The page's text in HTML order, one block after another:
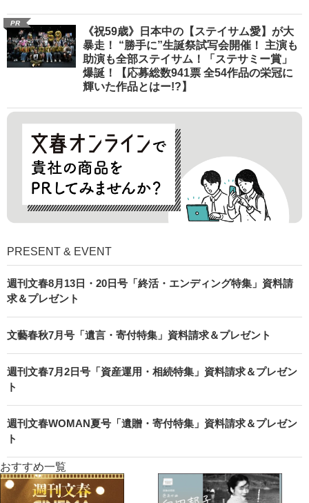
PR
《祝59歳》日本中の【ステイサム愛】が大
暴走！ “勝手に”生誕祭試写会開催！ 主演も
助演も全部ステイサム！「ステサミー賞」
爆誕！【応募総数941票 全54作品の栄冠に
輝いた作品とはー!?】
PRESENT & EVENT
週刊文春8月13日・20日号「終活・エンディング特集」資料請
求＆プレゼント
文藝春秋7月号「遺言・寄付特集」資料請求＆プレゼント
週刊文春7月2日号「資産運用・相続特集」資料請求＆プレゼン
ト
週刊文春WOMAN夏号「遺贈・寄付特集」資料請求＆プレゼン
ト
おすすめ一覧